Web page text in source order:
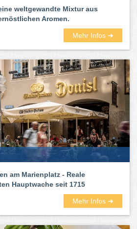
weltgewandte Mixtur aus
Aromen.
Mehr Infos ➜
am Marienplatz - Reale
Hauptwache seit 1715
Mehr Infos ➜